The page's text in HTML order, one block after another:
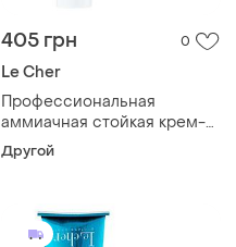
405 грн 0
Le Cher
Профессиональная
аммиачная стойкая крем-
краска для волос le cher
geneza 5.1 с протеинами
Другой